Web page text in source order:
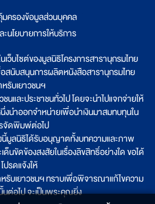
มครองข้อมูลส่วนบุคคล
นโยบายการให้บริการ
ว็บไซต์ของมูลนิธิโครงการสารานุกรมไทย
สนับสนุนการผลิตหนังสือสารานุกรมไทย
รับเยาวชนฯ
นและประชาชนทั่วไป โดยจะนำไปแจกจ่ายให้
นึ่งนำออกจำหน่ายเพื่อนำเงินมาสมทบทุนใน
จัดพิมพ์ต่อไป
นี้มูลนิธิได้รับอนุญาตทั้งบทความและภาพ
นขัดข้องสงสัยในเรื่องลิขสิทธิ์อย่างใด ขอได้
โปรดแจ้งให้
รับเยาวชนฯ ทราบเพื่อพิจารณาแก้ไขความ
ต่อไป จะเป็นพระคุณยิ่ง